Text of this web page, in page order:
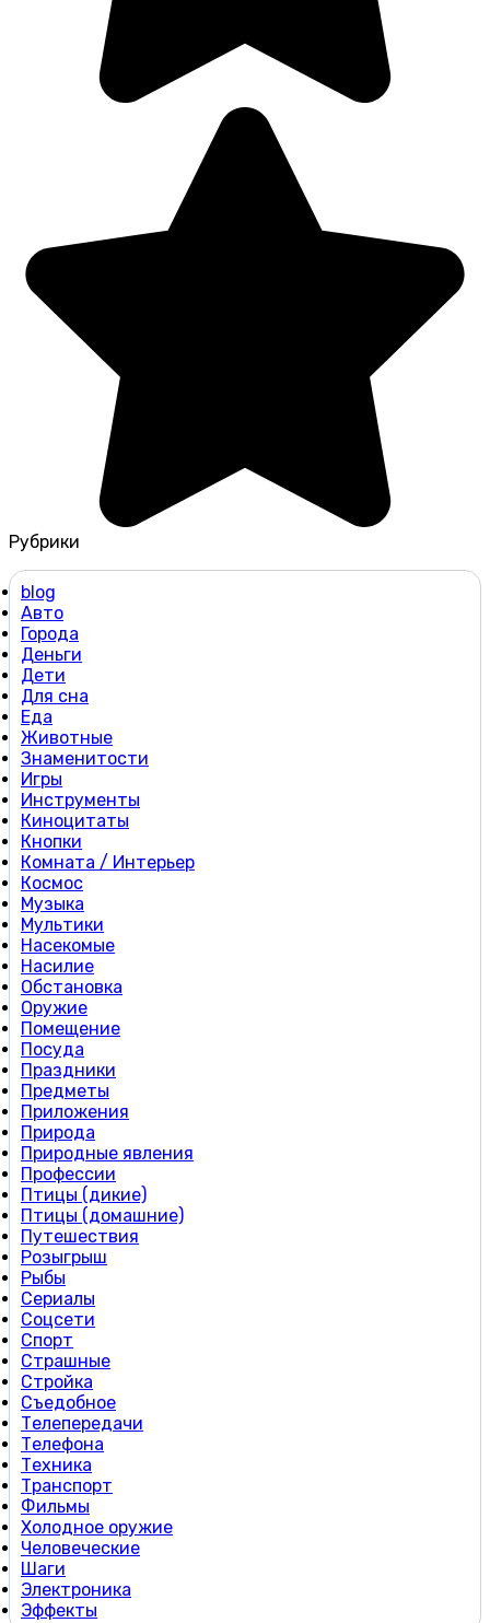
Рубрики
blog
Авто
Города
Деньги
Дети
Для сна
Еда
Животные
Знаменитости
Игры
Инструменты
Киноцитаты
Кнопки
Комната / Интерьер
Космос
Музыка
Мультики
Насекомые
Насилие
Обстановка
Оружие
Помещение
Посуда
Праздники
Предметы
Приложения
Природа
Природные явления
Профессии
Птицы (дикие)
Птицы (домашние)
Путешествия
Розыгрыш
Рыбы
Сериалы
Соцсети
Спорт
Страшные
Стройка
Съедобное
Телепередачи
Телефона
Техника
Транспорт
Фильмы
Холодное оружие
Человеческие
Шаги
Электроника
Эффекты